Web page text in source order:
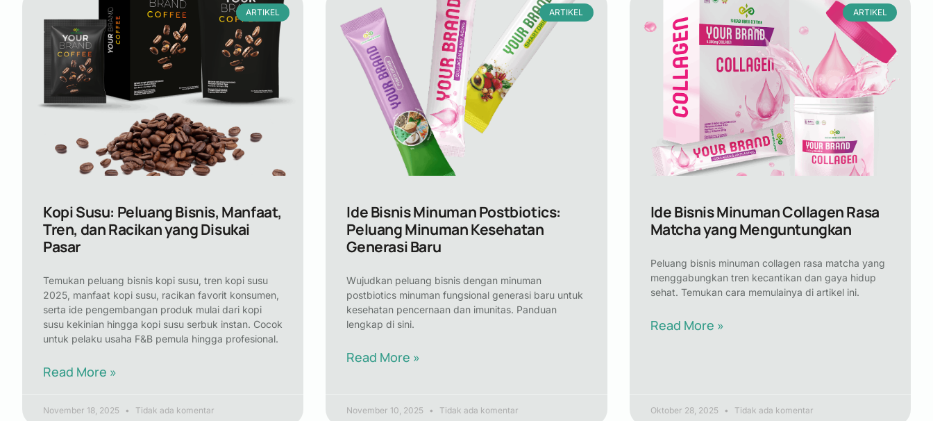
ARTIKEL
Kopi Susu: Peluang Bisnis, Manfaat,
Tren, dan Racikan yang Disukai
Pasar
Temukan peluang bisnis kopi susu, tren kopi susu
2025, manfaat kopi susu, racikan favorit konsumen,
serta ide pengembangan produk mulai dari kopi
susu kekinian hingga kopi susu serbuk instan. Cocok
untuk pelaku usaha F&B pemula hingga profesional.
Read More »
November 18, 2025 Tidak ada komentar
ARTIKEL
Ide Bisnis Minuman Postbiotics:
Peluang Minuman Kesehatan
Generasi Baru
Wujudkan peluang bisnis dengan minuman
postbiotics minuman fungsional generasi baru untuk
kesehatan pencernaan dan imunitas. Panduan
lengkap di sini.
Read More »
November 10, 2025 Tidak ada komentar
ARTIKEL
Ide Bisnis Minuman Collagen Rasa
Matcha yang Menguntungkan
Peluang bisnis minuman collagen rasa matcha yang
menggabungkan tren kecantikan dan gaya hidup
sehat. Temukan cara memulainya di artikel ini.
Read More »
Oktober 28, 2025 Tidak ada komentar